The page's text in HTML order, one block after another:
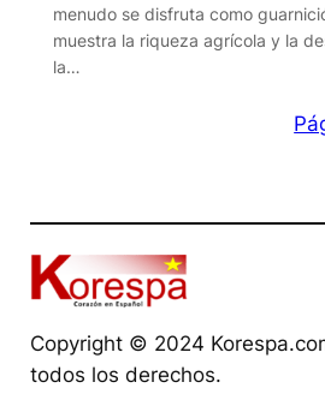
menudo se disfruta como
muestra la riqueza agrícola y la
la…
Copyright © 2024
todos los derechos.